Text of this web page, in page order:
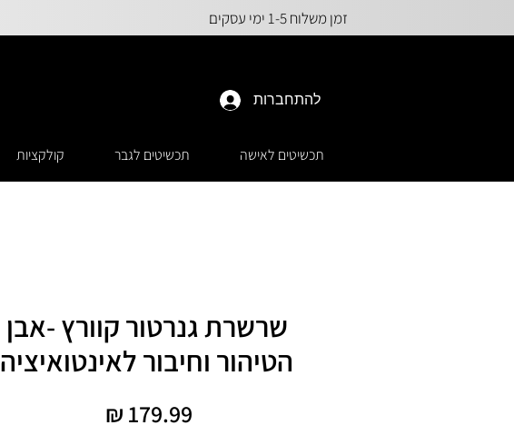
זמן משלוח 1-5 ימי עסקים
להתחברות
תכשיטים לאישה תכשיטים לגבר קולקציות
שרשרת גנרטור קוורץ -אבן
הטיהור וחיבור לאינטואיציה